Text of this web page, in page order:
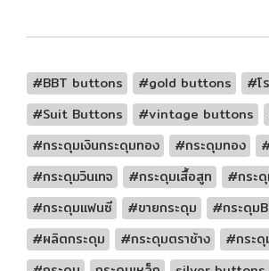
#BBT buttons #gold buttons
#โ
#Suit Buttons
#vintage buttons
#กระดุมเงินกระดุมทอง
#กระดุมทอง
#กระดุมวินเทจ
#กระดุมเสื้อสูท
#กระ
#กระดุมแฟนซี
#ขายกระดุม
#กระดุม
#ผลิตกระดุม
#กระดุมตราช้าง
#กระดุ